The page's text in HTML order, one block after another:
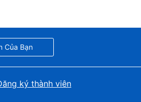
Của Bạn
ký thành viên